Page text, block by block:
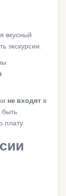
вкусный
экскурсии.
не входят в
быть
плату.